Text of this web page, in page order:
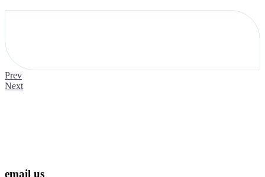
Prev
Next
email us